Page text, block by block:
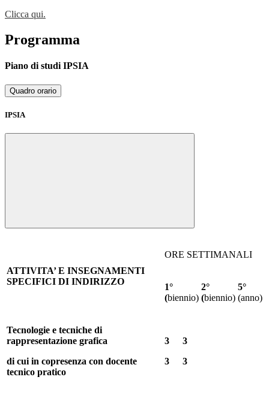
Clicca qui.
Programma
Piano di studi IPSIA
Quadro orario
IPSIA
ATTIVITA’ E INSEGNAMENTI
SPECIFICI DI INDIRIZZO
ORE SETTIMANALI
1°
(biennio)
2°
(biennio)
5°
(anno)
Tecnologie e tecniche di
rappresentazione grafica
di cui in copresenza con docente
tecnico pratico
3
3
3
3